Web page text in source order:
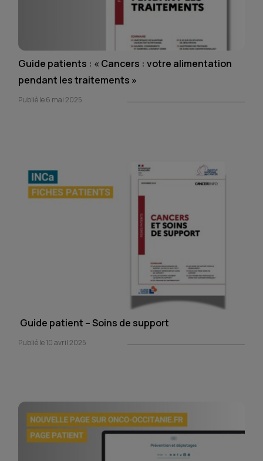
Guide patients : « Cancers : votre alimentation
pendant les traitements »
Publié le 6 mai 2025
Guide patient – Soins de support
Publié le 10 avril 2025